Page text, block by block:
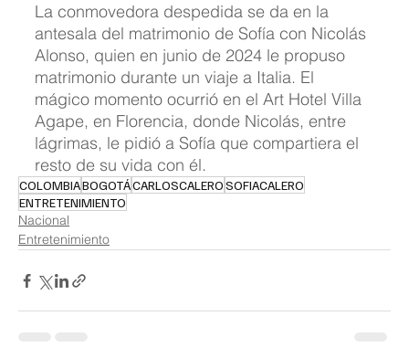
La conmovedora despedida se da en la
antesala del matrimonio de Sofía con Nicolás
Alonso, quien en junio de 2024 le propuso
matrimonio durante un viaje a Italia. El
mágico momento ocurrió en el Art Hotel Villa
Agape, en Florencia, donde Nicolás, entre
lágrimas, le pidió a Sofía que compartiera el
resto de su vida con él.
COLOMBIABOGOTÁCARLOSCALEROSOFIACALERO
ENTRETENIMIENTO
Nacional
Entretenimiento